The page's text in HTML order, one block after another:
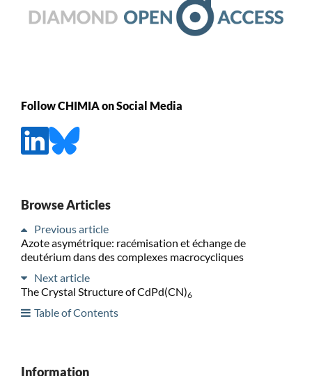
Follow CHIMIA on Social Media
Browse Articles
Previous article
Azote asymétrique: racémisation et échange de
deutérium dans des complexes macrocycliques
Next article
The Crystal Structure of CdPd(CN)6
Table of Contents
Information